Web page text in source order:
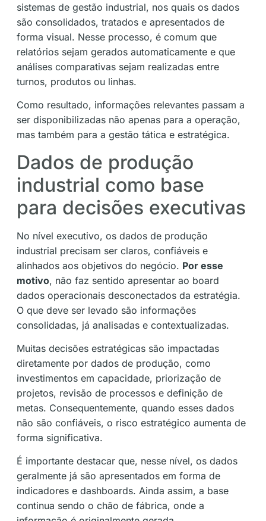
sistemas de gestão industrial, nos quais os dados
são consolidados, tratados e apresentados de
forma visual. Nesse processo, é comum que
relatórios sejam gerados automaticamente e que
análises comparativas sejam realizadas entre
turnos, produtos ou linhas.
Como resultado, informações relevantes passam a
ser disponibilizadas não apenas para a operação,
mas também para a gestão tática e estratégica.
Dados de produção
industrial como base
para decisões executivas
No nível executivo, os dados de produção
industrial precisam ser claros, confiáveis e
alinhados aos objetivos do negócio. Por esse
motivo, não faz sentido apresentar ao board
dados operacionais desconectados da estratégia.
O que deve ser levado são informações
consolidadas, já analisadas e contextualizadas.
Muitas decisões estratégicas são impactadas
diretamente por dados de produção, como
investimentos em capacidade, priorização de
projetos, revisão de processos e definição de
metas. Consequentemente, quando esses dados
não são confiáveis, o risco estratégico aumenta de
forma significativa.
É importante destacar que, nesse nível, os dados
geralmente já são apresentados em forma de
indicadores e dashboards. Ainda assim, a base
continua sendo o chão de fábrica, onde a